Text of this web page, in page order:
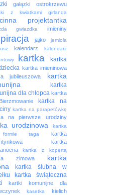
gałązki ostrokrzewu
z kwiatkami girlanda
projektantka
gwiazdka imieniny
jajko
jemioła
kalendarz
kalendarz
kartka
kartka
kartka imieninowa
jubileuszowa
kartka
kartka
dla chłopca kartka
kartka na
kartka na parapetówkę
na pierwsze urodziny
urodzinowa
kartka
taga
kartka
kartka
kartka z kopertą
zimowa
kartka
kartka ślubna w
kartka świąteczna
kartki komunijne dla
kasetka
kielich